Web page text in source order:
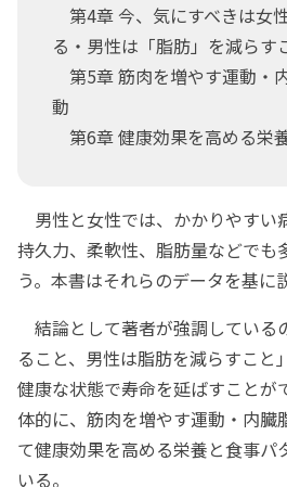
第4章 今、気にすべきは女
る・男性は「脂肪」を減らす
第5章 筋肉を増やす運動・
動
第6章 健康効果を高める栄
男性と女性では、かかりやすい
持久力、柔軟性、脂肪量などでも
う。本書はそれらのデータを基に
結論として著者が強調している
ること、男性は脂肪を減らすこと
健康な状態で寿命を延ばすことが
体的に、筋肉を増やす運動・内臓
て健康効果を高める栄養と食事パ
いる。